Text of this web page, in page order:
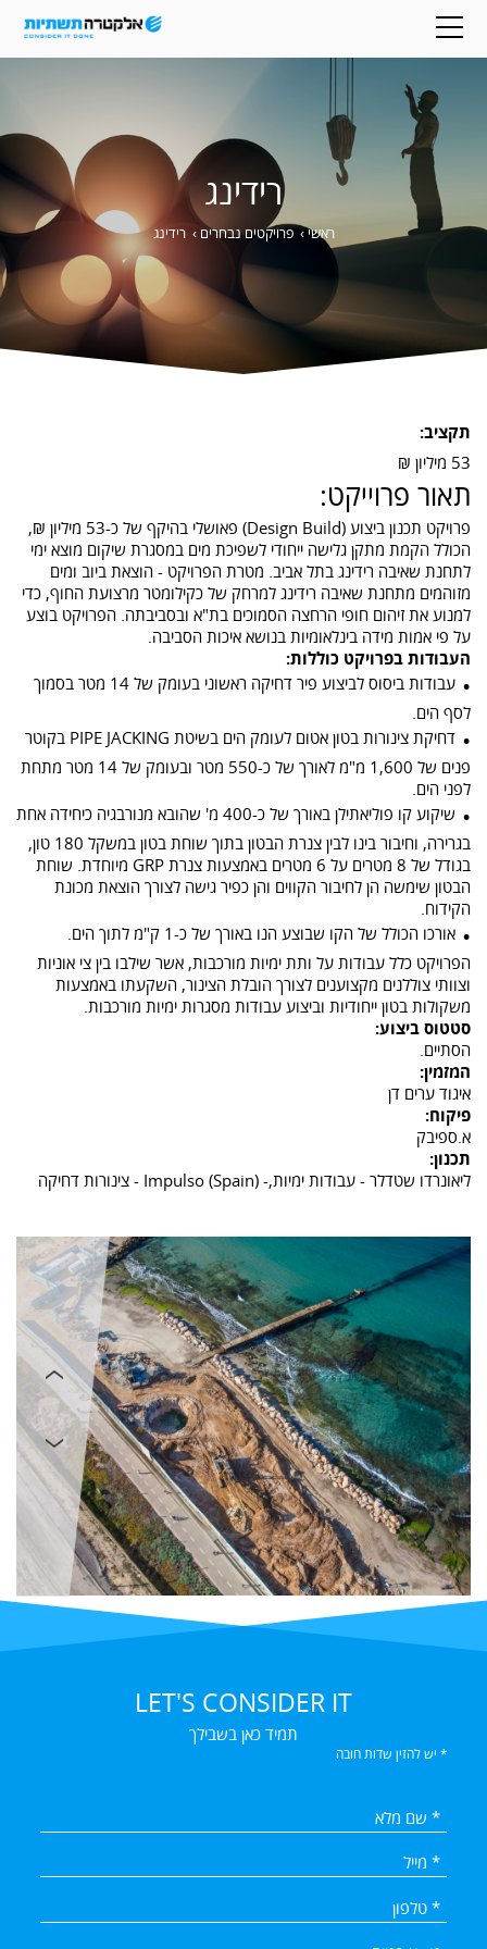
רידינג
ראשי› פרויקטים נבחרים › רידינג
תקציב:
53 מיליון ₪
תאור פרוייקט:
פרויקט תכנון ביצוע (Design Build) פאושלי בהיקף של כ-53 מיליון ₪,
הכולל הקמת מתקן גלישה ייחודי לשפיכת מים במסגרת שיקום מוצא ימי
לתחנת שאיבה רידינג בתל אביב. מטרת הפרויקט - הוצאת ביוב ומים
מזוהמים מתחנת שאיבה רידינג למרחק של כקילומטר מרצועת החוף, כדי
למנוע את זיהום חופי הרחצה הסמוכים בת"א ובסביבתה. הפרויקט בוצע
על פי אמות מידה בינלאומיות בנושא איכות הסביבה.
העבודות בפרויקט כוללות:
עבודות ביסוס לביצוע פיר דחיקה ראשוני בעומק של 14 מטר בסמוך
לסף הים.
דחיקת צינורות בטון אטום לעומק הים בשיטת PIPE JACKING בקוטר
פנים של 1,600 מ"מ לאורך של כ-550 מטר ובעומק של 14 מטר מתחת
לפני הים.
שיקוע קו פוליאתילן באורך של כ-400 מ' שהובא מנורבגיה כיחידה אחת
בגרירה, וחיבור בינו לבין צנרת הבטון בתוך שוחת בטון במשקל 180 טון,
בגודל של 8 מטרים על 6 מטרים באמצעות צנרת GRP מיוחדת. שוחת
הבטון שימשה הן לחיבור הקווים והן כפיר גישה לצורך הוצאת מכונת
הקידוח.
אורכו הכולל של הקו שבוצע הנו באורך של כ-1 ק"מ לתוך הים.
הפרויקט כלל עבודות על ותת ימיות מורכבות, אשר שילבו בין צי אוניות
וצוותי צוללנים מקצוענים לצורך הובלת הצינור, השקעתו באמצעות
משקולות בטון ייחודיות וביצוע עבודות מסגרות ימיות מורכבות.
סטטוס ביצוע:
הסתיים.
המזמין:
איגוד ערים דן
פיקוח:
א.ספיבק
תכנון:
ליאונרדו שטדלר - עבודות ימיות,- (Spain) Impulso - צינורות דחיקה
LET'S CONSIDER IT
תמיד כאן בשבילך
* יש להזין שדות חובה